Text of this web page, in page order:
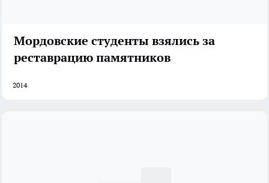
Мордовские студенты взялись за
реставрацию памятников
2014